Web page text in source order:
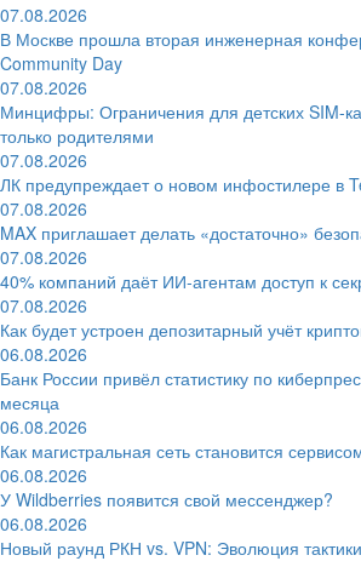
07.08.2026
В Москве прошла вторая инженерная
Community Day
07.08.2026
Минцифры: Ограничения для детских SIM-
только родителями
07.08.2026
ЛК предупреждает о новом инфостилере в
07.08.2026
MAX приглашает делать «достаточно»
07.08.2026
40% компаний даёт ИИ‑агентам доступ к
07.08.2026
Как будет устроен депозитарный учёт
06.08.2026
Банк России привёл статистику по
месяца
06.08.2026
Как магистральная сеть становится
06.08.2026
У Wildberries появится свой мессенджер?
06.08.2026
Новый раунд РКН vs. VPN: Эволюция